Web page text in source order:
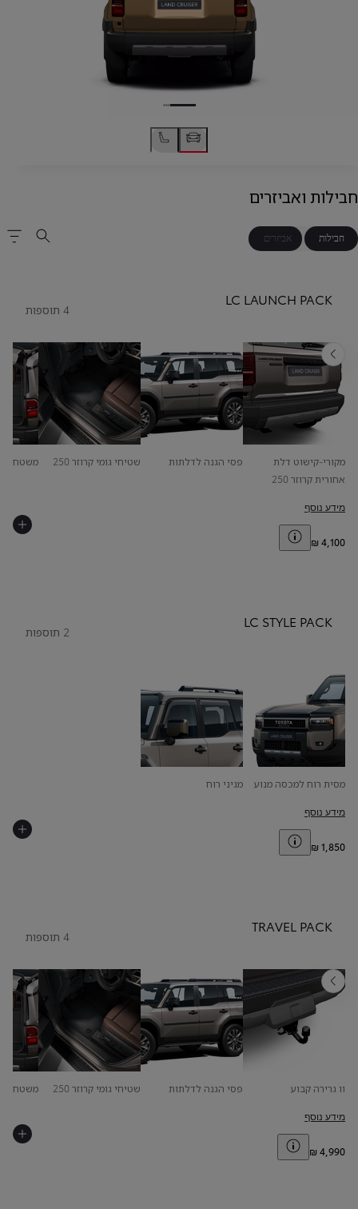
חבילות ואביזרים
חבילות אביזרים
LC LAUNCH PACK
4 תוספות
אחורה
מקורי-קישוט דלת
אחורית קרוזר 250
פסי הגנה לדלתות שטיחי גומי קרוזר 250 משטח
מידע נוסף
LC STYLE PACK
2 תוספות
מסית רוח למכסה מנוע מגיני רוח
מידע נוסף
TRAVEL PACK
4 תוספות
אחורה
וו גרירה קבוע פסי הגנה לדלתות שטיחי גומי קרוזר 250 משטח
מידע נוסף